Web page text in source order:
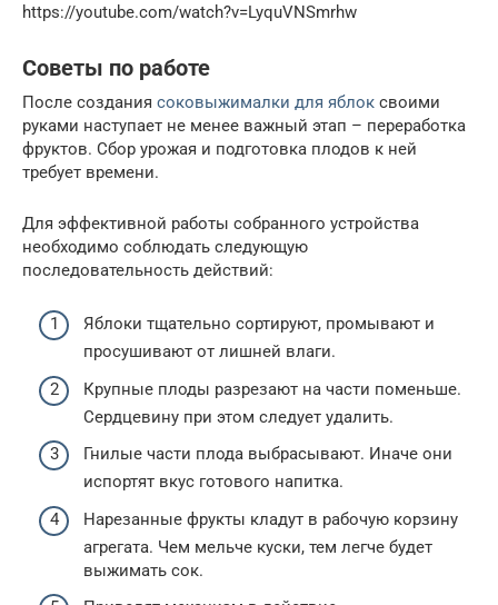
https://youtube.com/watch?v=LyquVNSmrhw
Советы по работе
После создания соковыжималки для яблок своими
руками наступает не менее важный этап – переработка
фруктов. Сбор урожая и подготовка плодов к ней
требует времени.
Для эффективной работы собранного устройства
необходимо соблюдать следующую
последовательность действий:
Яблоки тщательно сортируют, промывают и
просушивают от лишней влаги.
Крупные плоды разрезают на части поменьше.
Сердцевину при этом следует удалить.
Гнилые части плода выбрасывают. Иначе они
испортят вкус готового напитка.
Нарезанные фрукты кладут в рабочую корзину
агрегата. Чем мельче куски, тем легче будет
выжимать сок.